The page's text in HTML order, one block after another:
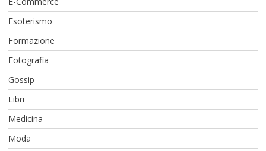
Esoterismo
Formazione
Fotografia
Gossip
Libri
Medicina
Moda